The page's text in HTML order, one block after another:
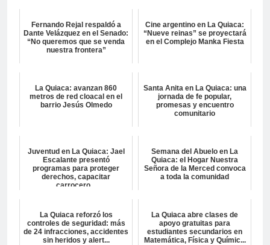
Fernando Rejal respaldó a
Dante Velázquez en el Senado:
“No queremos que se venda
nuestra frontera”
Cine argentino en La Quiaca:
“Nueve reinas” se proyectará
en el Complejo Manka Fiesta
La Quiaca: avanzan 860
metros de red cloacal en el
barrio Jesús Olmedo
Santa Anita en La Quiaca: una
jornada de fe popular,
promesas y encuentro
comunitario
Juventud en La Quiaca: Jael
Escalante presentó
programas para proteger
derechos, capacitar
carrocero...
Semana del Abuelo en La
Quiaca: el Hogar Nuestra
Señora de la Merced convoca
a toda la comunidad
La Quiaca reforzó los
controles de seguridad: más
de 24 infracciones, accidentes
sin heridos y alert...
La Quiaca abre clases de
apoyo gratuitas para
estudiantes secundarios en
Matemática, Física y Químic...